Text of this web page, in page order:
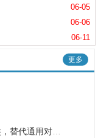
06-05
06-06
06-11
更多